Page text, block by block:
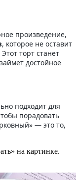
произведение,
, которое не оставит
торт станет
достойное
подходит для
порадовать
— это то,
на картинке.